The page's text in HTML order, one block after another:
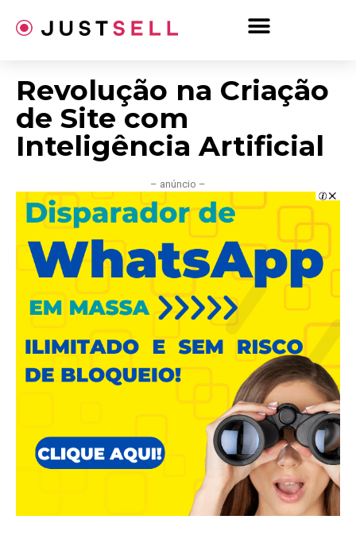
para
Revolução na Criação
de Site com
Inteligência Artificial
– anúncio –